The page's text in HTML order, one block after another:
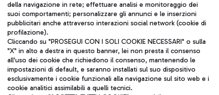
ITA
Aeroporti di Roma S.p.A. - Società soggetta a direzione e
della navigazione in rete; effettuare analisi e monitoraggio dei
suoi comportamenti; personalizzare gli annunci e le inserzioni
pubblicitari anche attraverso interazioni social network (cookie di
profilazione).
Cliccando su "PROSEGUI CON I SOLI COOKIE NECESSARI" o sulla
"X" in alto a destra in questo banner, lei non presta il consenso
all'uso dei cookie che richiedono il consenso, mantenendo le
impostazioni di default, e saranno installati sul suo dispositivo
esclusivamente i cookie funzionali alla navigazione sul sito web e i
cookie analitici assimilabili a quelli tecnici.